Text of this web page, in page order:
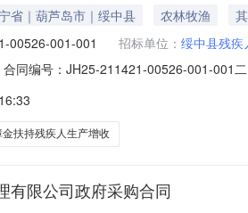
省｜葫芦岛市｜绥中县 农林牧渔
00526-001-001 招标单位： 绥中县残疾
同编号：JH25-211421-00526-001-001
限公司地址：辽宁省葫芦岛市绥中县沙
扶持残疾人生产增收
有限公司政府采购合同